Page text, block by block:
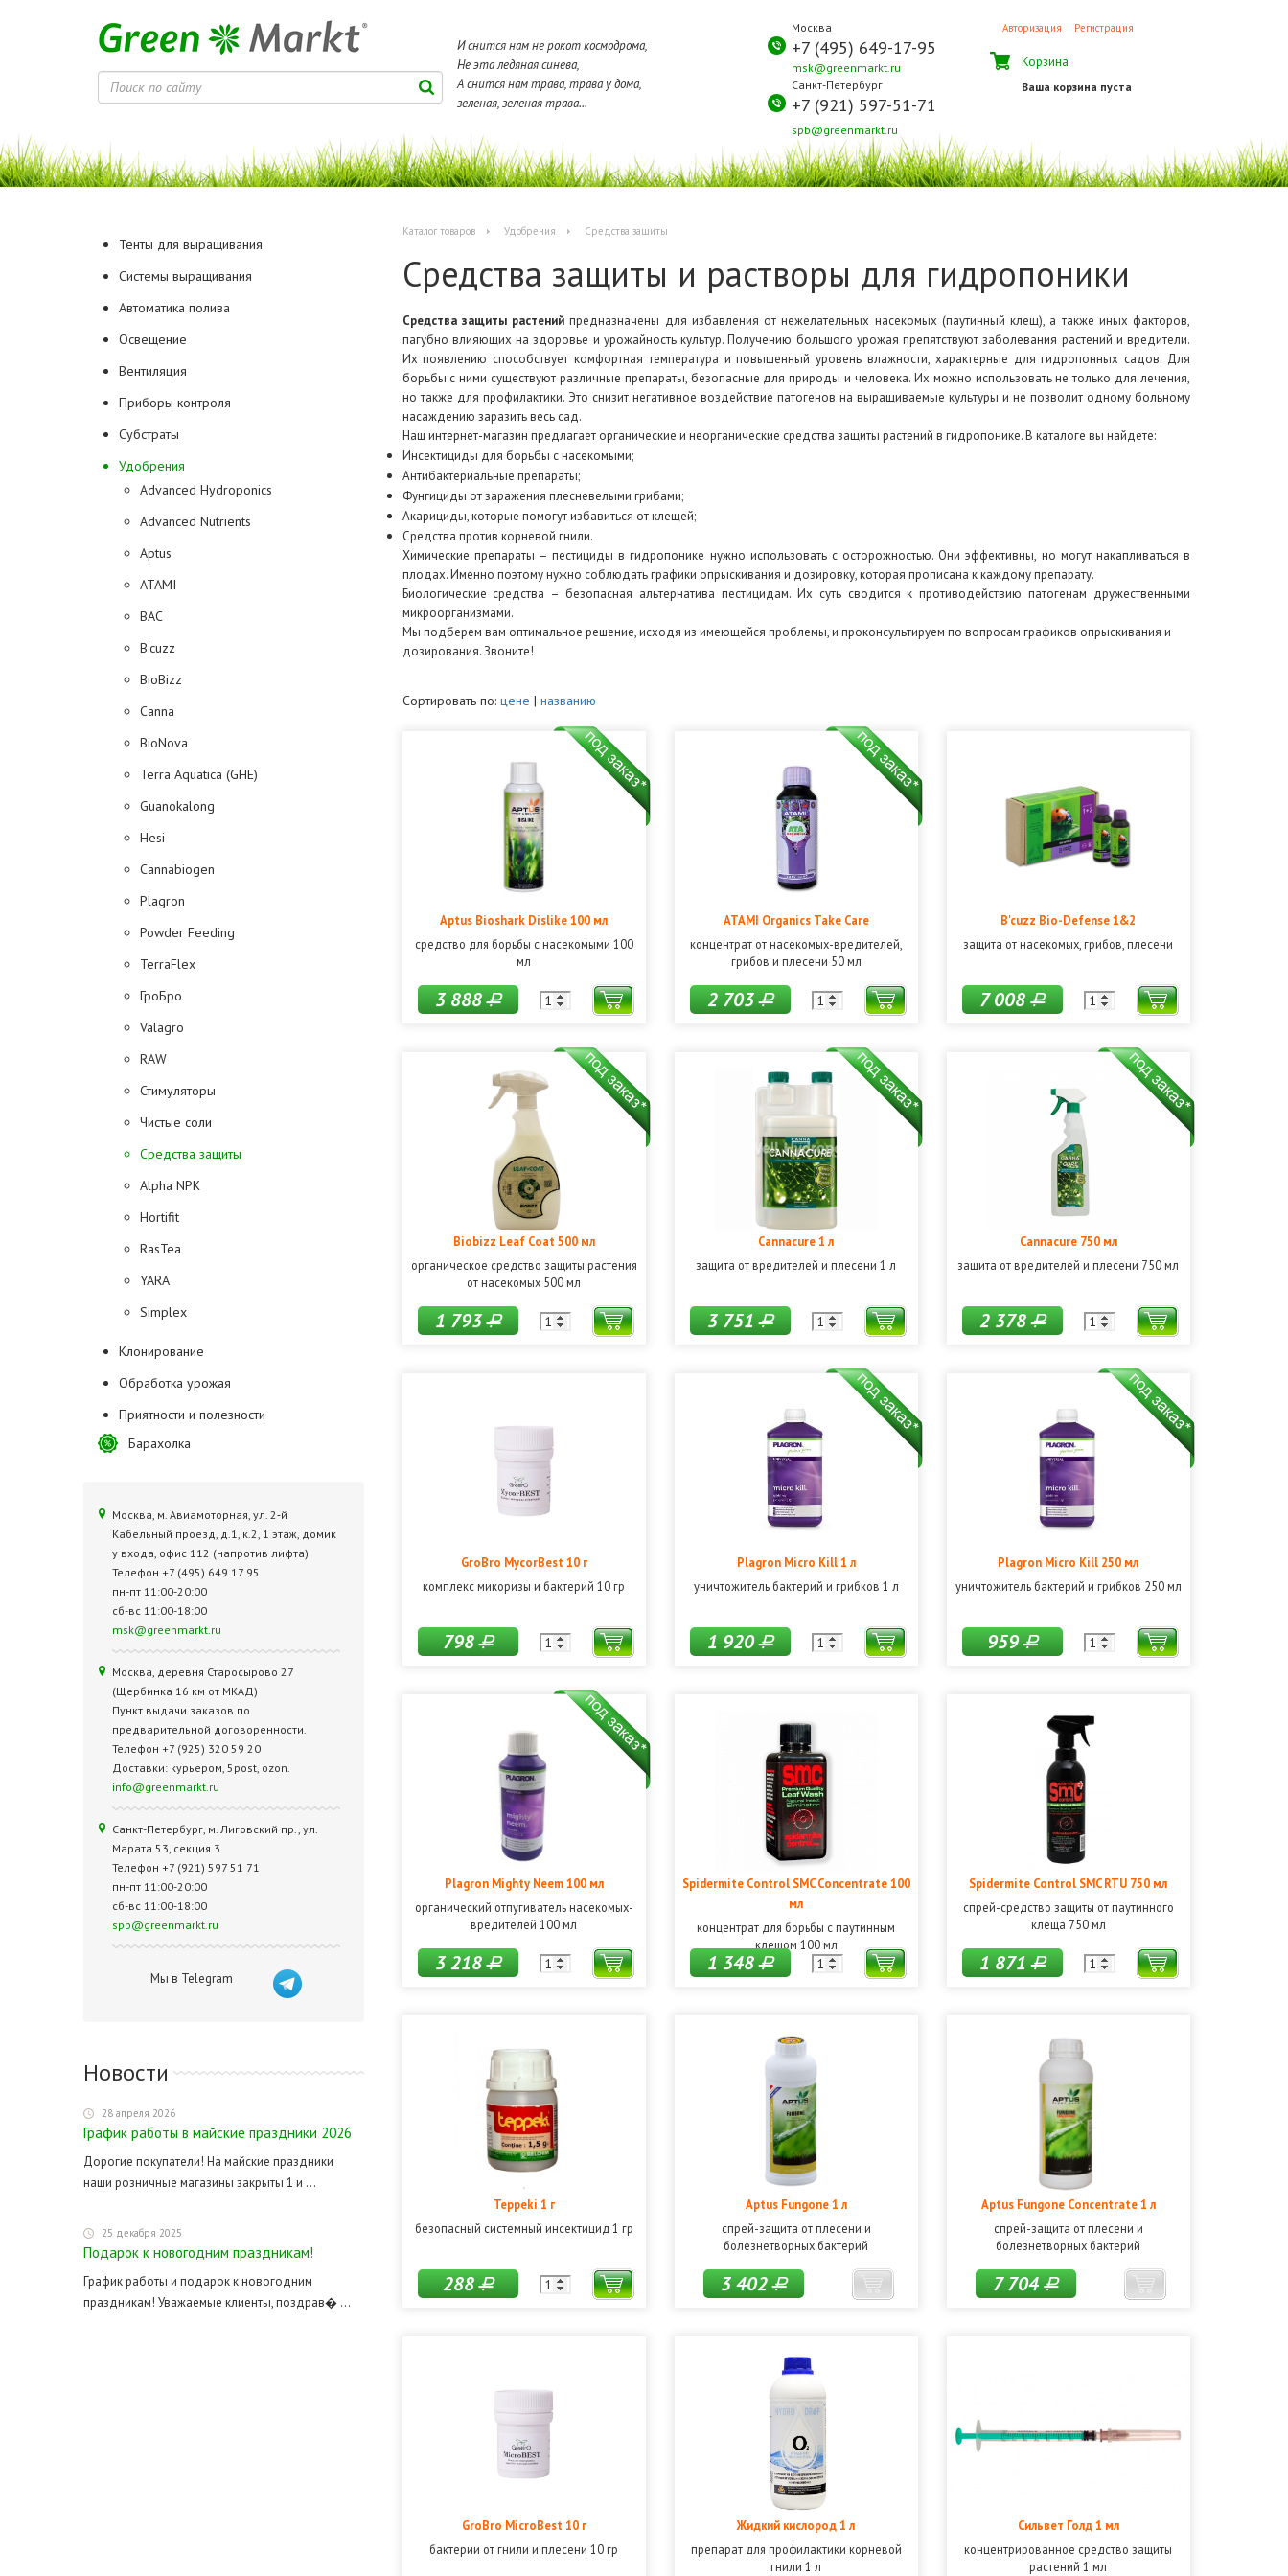
И снится нам не рокот космодрома,
Не эта ледяная синева,
А снится нам трава, трава у дома,
зеленая, зеленая трава...
Москва
+7 (495) 649-17-95
msk@greenmarkt.ru
Санкт-Петербург
+7 (921) 597-51-71
spb@greenmarkt.ru
Авторизация Регистрация
Корзина
Ваша корзина пуста
Тенты для выращивания
Системы выращивания
Автоматика полива
Освещение
Вентиляция
Приборы контроля
Субстраты
Удобрения
Advanced Hydroponics
Advanced Nutrients
Aptus
ATAMI
BAC
B'cuzz
BioBizz
Canna
BioNova
Terra Aquatica (GHE)
Guanokalong
Hesi
Cannabiogen
Plagron
Powder Feeding
TerraFlex
ГроБро
Valagro
RAW
Стимуляторы
Чистые соли
Средства защиты
Alpha NPK
Hortifit
RasTea
YARA
Simplex
Клонирование
Обработка урожая
Приятности и полезности
Барахолка
Москва, м. Авиамоторная, ул. 2‑й
Кабельный проезд, д.1, к.2, 1 этаж, домик
у входа, офис 112 (напротив лифта)
Телефон +7 (495) 649 17 95
пн-пт 11:00-20:00
сб-вс 11:00-18:00
msk@greenmarkt.ru
Москва, деревня Старосырово 27
(Щербинка 16 км от МКАД)
Пункт выдачи заказов по
предварительной договоренности.
Телефон +7 (925) 320 59 20
Доставки: курьером, 5post, ozon.
info@greenmarkt.ru
Санкт-Петербург, м. Лиговский пр., ул.
Марата 53, секция 3
Телефон +7 (921) 597 51 71
пн-пт 11:00-20:00
сб-вс 11:00-18:00
spb@greenmarkt.ru
Мы в Telegram
Новости
28 апреля 2026
График работы в майские праздники 2026
Дорогие покупатели! На майские праздники
наши розничные магазины закрыты 1 и ...
25 декабря 2025
Подарок к новогодним праздникам!
График работы и подарок к новогодним
праздникам! Уважаемые клиенты, поздрав� ...
Каталог товаров Удобрения Средства защиты
Средства защиты и растворы для гидропоники
Средства защиты растений предназначены для избавления от нежелательных насекомых (паутинный клещ), а также иных факторов,
пагубно влияющих на здоровье и урожайность культур. Получению большого урожая препятствуют заболевания растений и вредители.
Их появлению способствует комфортная температура и повышенный уровень влажности, характерные для гидропонных садов. Для
борьбы с ними существуют различные препараты, безопасные для природы и человека. Их можно использовать не только для лечения,
но также для профилактики. Это снизит негативное воздействие патогенов на выращиваемые культуры и не позволит одному больному
насаждению заразить весь сад.
Наш интернет-магазин предлагает органические и неорганические средства защиты растений в гидропонике. В каталоге вы найдете:
Инсектициды для борьбы с насекомыми;
Антибактериальные препараты;
Фунгициды от заражения плесневелыми грибами;
Акарициды, которые помогут избавиться от клещей;
Средства против корневой гнили.
Химические препараты – пестициды в гидропонике нужно использовать с осторожностью. Они эффективны, но могут накапливаться в
плодах. Именно поэтому нужно соблюдать графики опрыскивания и дозировку, которая прописана к каждому препарату.
Биологические средства – безопасная альтернатива пестицидам. Их суть сводится к противодействию патогенам дружественными
микроорганизмами.
Мы подберем вам оптимальное решение, исходя из имеющейся проблемы, и проконсультируем по вопросам графиков опрыскивания и
дозирования. Звоните!
Сортировать по: цене | названию
Aptus Bioshark Dislike 100 мл
средство для борьбы с насекомыми 100
мл
3 888Р
ATAMI Organics Take Care
концентрат от насекомых-вредителей,
грибов и плесени 50 мл
2 703Р
B'cuzz Bio-Defense 1&2
защита от насекомых, грибов, плесени
7 008Р
Biobizz Leaf Coat 500 мл
органическое средство защиты растения
от насекомых 500 мл
1 793Р
Cannacure 1 л
защита от вредителей и плесени 1 л
3 751Р
Cannacure 750 мл
защита от вредителей и плесени 750 мл
2 378Р
GroBro MycorBest 10 г
комплекс микоризы и бактерий 10 гр
798Р
Plagron Micro Kill 1 л
уничтожитель бактерий и грибков 1 л
1 920Р
Plagron Micro Kill 250 мл
уничтожитель бактерий и грибков 250 мл
959Р
Plagron Mighty Neem 100 мл
органический отпугиватель насекомых-
вредителей 100 мл
3 218Р
Spidermite Control SMC Concentrate 100
мл
концентрат для борьбы с паутинным
клещом 100 мл
1 348Р
Spidermite Control SMC RTU 750 мл
спрей-средство защиты от паутинного
клеща 750 мл
1 871Р
Teppeki 1 г
безопасный системный инсектицид 1 гр
288Р
Aptus Fungone 1 л
спрей-защита от плесени и
болезнетворных бактерий
3 402Р
Aptus Fungone Concentrate 1 л
спрей-защита от плесени и
болезнетворных бактерий
7 704Р
GroBro MicroBest 10 г
бактерии от гнили и плесени 10 гр
Жидкий кислород 1 л
препарат для профилактики корневой
гнили 1 л
Сильвет Голд 1 мл
концентрированное средство защиты
растений 1 мл